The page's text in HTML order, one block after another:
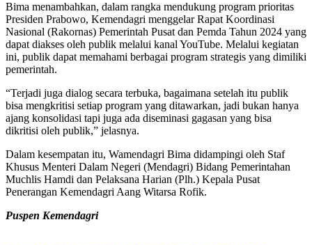
Bima menambahkan, dalam rangka mendukung program prioritas
Presiden Prabowo, Kemendagri menggelar Rapat Koordinasi
Nasional (Rakornas) Pemerintah Pusat dan Pemda Tahun 2024 yang
dapat diakses oleh publik melalui kanal YouTube. Melalui kegiatan
ini, publik dapat memahami berbagai program strategis yang dimiliki
pemerintah.
“Terjadi juga dialog secara terbuka, bagaimana setelah itu publik
bisa mengkritisi setiap program yang ditawarkan, jadi bukan hanya
ajang konsolidasi tapi juga ada diseminasi gagasan yang bisa
dikritisi oleh publik,” jelasnya.
Dalam kesempatan itu, Wamendagri Bima didampingi oleh Staf
Khusus Menteri Dalam Negeri (Mendagri) Bidang Pemerintahan
Muchlis Hamdi dan Pelaksana Harian (Plh.) Kepala Pusat
Penerangan Kemendagri Aang Witarsa Rofik.
Puspen Kemendagri